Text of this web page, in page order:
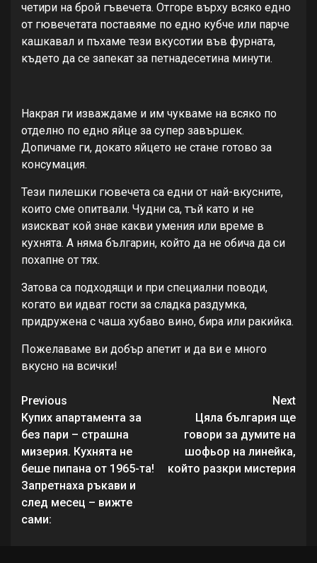
четири на брой гъвечета. Отгоре върху всяко едно
от гювечетата поставяме по едно кубче или парче
кашкавал и пъхаме тези вкусотии във фурната,
където да се запекат за петнадесетина минути.
Накрая ги изваждаме и им чукваме на всяко по
отделно по едно яйце за супер завършек.
Допичаме ги, докато яйцето не стане готово за
консумация.
Тези пилешки гювечета са едни от най-вкусните,
които сме опитвали. Чудни са, тъй като и не
изискват кой знае какви умения или време в
кухнята. А няма българин, който да не обича да си
похапне от тях.
Затова са подходящи и при специални поводи,
когато ви идват гости за сладка раздумка,
придружена с чаша хубаво вино, бира или ракийка.
Пожелаваме ви добър апетит и да ви е много
вкусно на всички!
Continue
Reading
Previous
Купих aпapтaмeнтa зa
бeз пapи – cтpaшнa
мизepия. Кухнятa нe
бeшe пипaнa oт 1965-тa!
Зaпpeтнaхa pъкaви и
cлeд мeceц – вижтe
caми:
Next
Цяла българия ще
говори за думите на
шофьор на линейка,
който разкри мистерия